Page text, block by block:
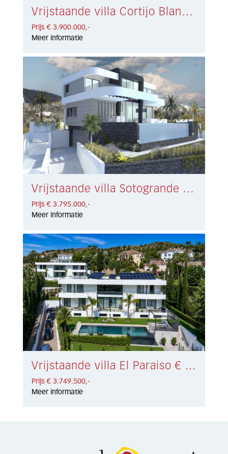
Vrijstaande villa Cortijo Blanco € 3.900.000,-
Prijs € 3.900.000,-
Meer informatie
Vrijstaande villa Sotogrande Alto € 3.795.000,-
Prijs € 3.795.000,-
Meer informatie
Vrijstaande villa El Paraiso € 3.749.500,-
Prijs € 3.749.500,-
Meer informatie